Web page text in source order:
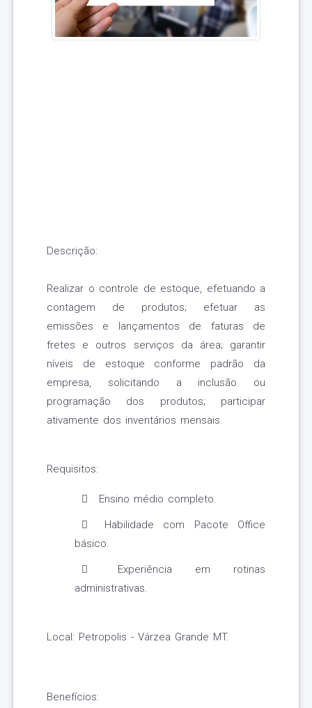
Descrição:
Realizar o controle de estoque, efetuando a
contagem de produtos; efetuar as
emissões e lançamentos de faturas de
fretes e outros serviços da área; garantir
níveis de estoque conforme padrão da
empresa, solicitando a inclusão ou
programação dos produtos; participar
ativamente dos inventários mensais.
Requisitos:
Ensino médio completo.
Habilidade com Pacote Office
básico.
Experiência em rotinas
administrativas.
Local: Petropolis - Várzea Grande MT.
Benefícios: